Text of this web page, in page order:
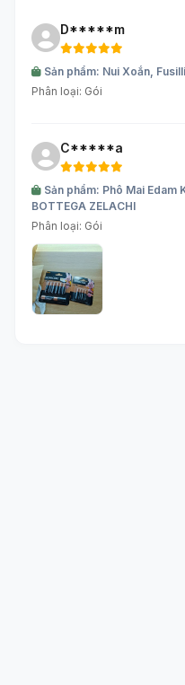
D*****m
Sản phẩm: Nui Xoắn,
Phân loại: Gói
C*****a
Sản phẩm: Phô Mai Edam
BOTTEGA ZELACHI
Phân loại: Gói